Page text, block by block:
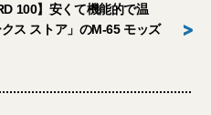
100】安くて機能的で温
ス ストア」のM-65 モッズ
>